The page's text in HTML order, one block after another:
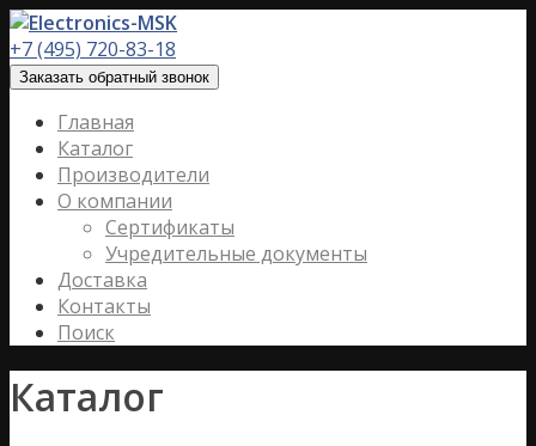
+7 (495) 720-83-18
Заказать обратный звонок
Главная
Каталог
Производители
О компании
Сертификаты
Учредительные документы
Доставка
Контакты
Поиск
Каталог